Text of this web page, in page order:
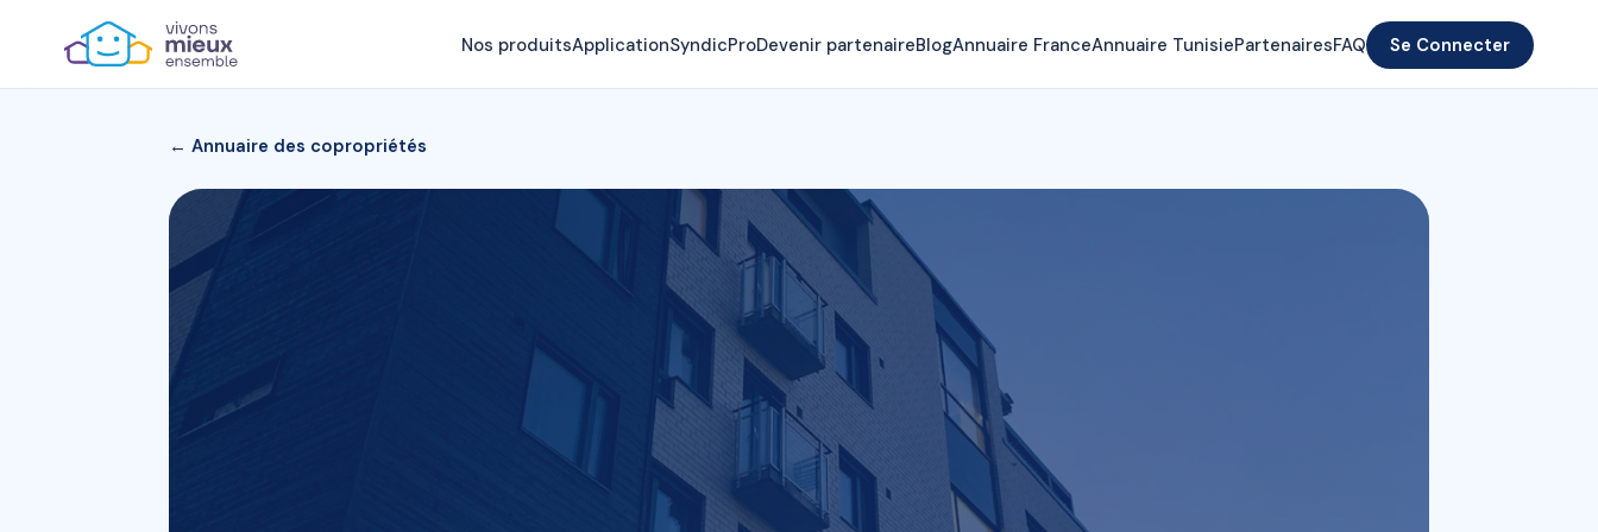
Nos produitsApplicationSyndicProDevenir partenaireBlogAnnuaire FranceAnnuaire TunisiePartenairesFAQ Se Connecter
← Annuaire des copropriétés